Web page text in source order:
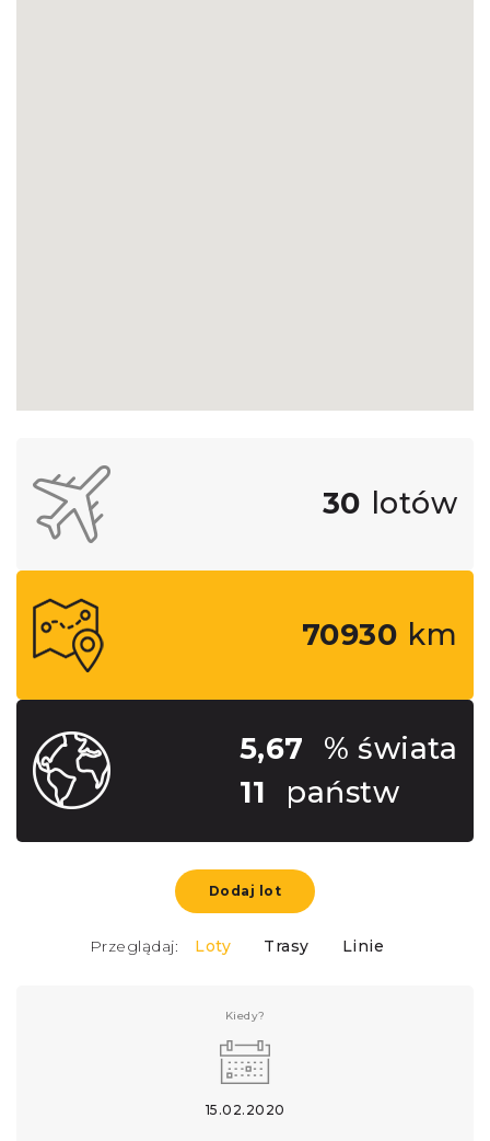
30 lotów
70930 km
5,67
% świata
11
państw
Dodaj lot
Przeglądaj: Loty Trasy Linie
Kiedy?
15.02.2020